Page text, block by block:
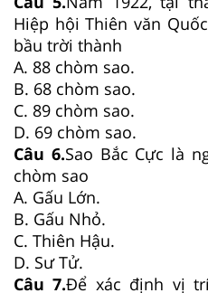
Hiệp hội Thiên văn
bầu trời thành
A. 88 chòm sao.
B. 68 chòm sao.
C. 89 chòm sao.
D. 69 chòm sao.
Câu 6.Sao Bắc Cực là
chòm sao
A. Gấu Lớn.
B. Gấu Nhỏ.
C. Thiên Hậu.
D. Sư Tử.
Câu 7.Để xác định vị